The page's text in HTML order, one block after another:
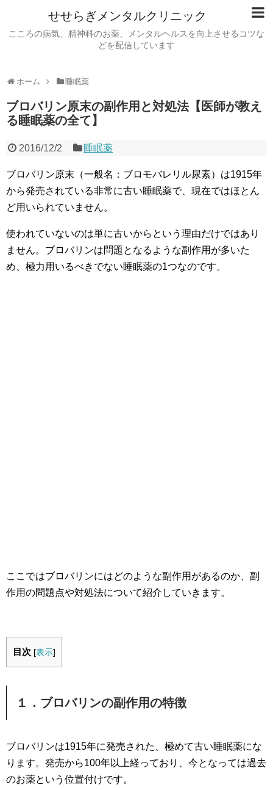
せせらぎメンタルクリニック
こころの病気、精神科のお薬、メンタルヘルスを向上させるコツな
どを配信しています
ホーム 睡眠薬
ブロバリン原末の副作用と対処法【医師が教え
る睡眠薬の全て】
2016/12/2 睡眠薬
ブロバリン原末（一般名：ブロモバレリル尿素）は1915年
から発売されている非常に古い睡眠薬で、現在ではほとん
ど用いられていません。
使われていないのは単に古いからという理由だけではあり
ません。ブロバリンは問題となるような副作用が多いた
め、極力用いるべきでない睡眠薬の1つなのです。
ここではブロバリンにはどのような副作用があるのか、副
作用の問題点や対処法について紹介していきます。
目次 [表示]
１．ブロバリンの副作用の特徴
ブロバリンは1915年に発売された、極めて古い睡眠薬にな
ります。発売から100年以上経っており、今となっては過去
のお薬という位置付けです。